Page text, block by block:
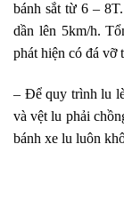
bánh sắt từ 6 –
dần lên 5km/h.
phát hiện có đá vỡ
– Để quy trình lu
và vệt lu phải
bánh xe lu luôn